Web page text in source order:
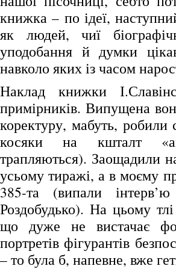
книжка – по ідеї,
як людей, чиї
уподобання й думки
навколо яких із часом
Наклад книжки
примірників. Випущена
коректуру, мабуть, робили
косяки на кшталт
трапляються). Заощадили
усьому тиражі, а в моєму
385-та (випали
Роздобудько). На цьому
що дуже не вистачає
портретів фігурантів
– то була б, напевне, вже